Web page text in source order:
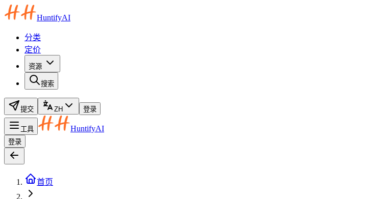
HuntifyAI
分类
定价
资源
搜索
提交 ZH 登录
工具 HuntifyAI
登录
首页